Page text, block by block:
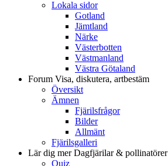
Lokala sidor
Gotland
Jämtland
Närke
Västerbotten
Västmanland
Västra Götaland
Forum Visa, diskutera, artbestäm
Översikt
Ämnen
Fjärilsfrågor
Bilder
Allmänt
Fjärilsgalleri
Lär dig merDagfjärilar & pollinatörer
Quiz